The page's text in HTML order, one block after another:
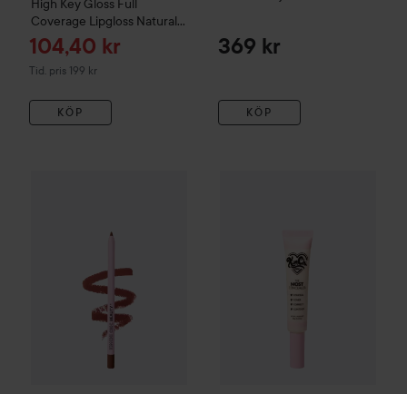
High Key Gloss Full
Coverage Lipgloss Natural
Pink
Reapris
104,40 kr
Tid. pris 199 kr
Tidigare pris 199 kr
KÖP
369 kr
KÖP